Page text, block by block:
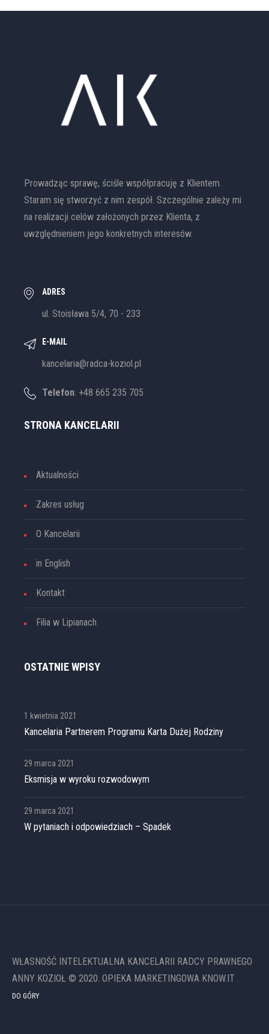
Prowadząc sprawę, ściśle współpracuję z Klientem.
Staram się stworzyć z nim zespół. Szczególnie zależy mi
na realizacji celów założonych przez Klienta, z
uwzględnieniem jego konkretnych interesów.
ADRES
ul. Stoisława 5/4, 70 - 233
E-MAIL
kancelaria@radca-koziol.pl
Telefon: +48 665 235 705
STRONA KANCELARII
Aktualności
Zakres usług
O Kancelarii
in English
Kontakt
Filia w Lipianach
OSTATNIE WPISY
Kancelaria Partnerem Programu Karta Dużej Rodziny
1 kwietnia 2021
Eksmisja w wyroku rozwodowym
29 marca 2021
W pytaniach i odpowiedziach – Spadek
29 marca 2021
WŁASNOŚĆ INTELEKTUALNA KANCELARII RADCY PRAWNEGO
ANNY KOZIOŁ © 2020. OPIEKA MARKETINGOWA KNOW.IT .
DO GÓRY